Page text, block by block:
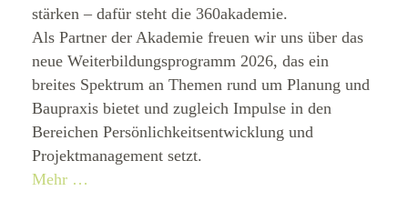
stärken – dafür steht die 360akademie.
Als Partner der Akademie freuen wir uns über das
neue Weiterbildungsprogramm 2026, das ein
breites Spektrum an Themen rund um Planung und
Baupraxis bietet und zugleich Impulse in den
Bereichen Persönlichkeitsentwicklung und
Projektmanagement setzt.
Mehr …